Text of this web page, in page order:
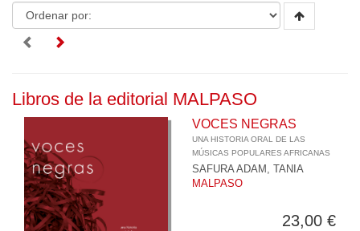
Libros de la editorial MALPASO
VOCES NEGRAS
UNA HISTORIA ORAL DE LAS
MÚSICAS POPULARES AFRICANAS
SAFURA ADAM, TANIA
MALPASO
23,00 €